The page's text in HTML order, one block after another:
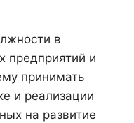
в
предприятий и
принимать
и реализации
на развитие